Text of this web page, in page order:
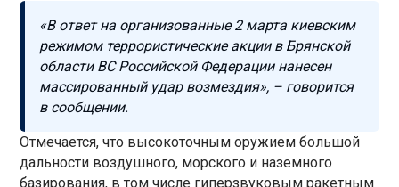
«В ответ на организованные 2 марта киевским
режимом террористические акции в Брянской
области ВС Российской Федерации нанесен
массированный удар возмездия», – говорится
в сообщении.
Отмечается, что высокоточным оружием большой
дальности воздушного, морского и наземного
базирования, в том числе гиперзвуковым ракетным